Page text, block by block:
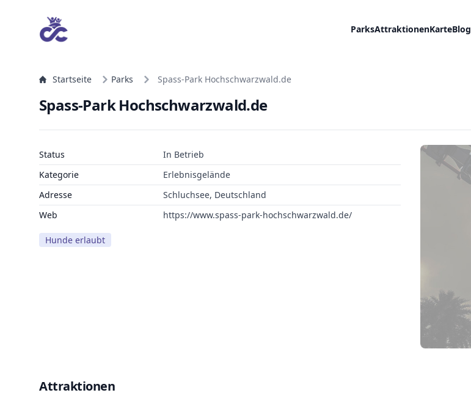
ParksAttraktionenKarteBlog
Startseite Parks Spass-Park Hochschwarzwald.de
Spass-Park Hochschwarzwald.de
Status
In Betrieb
Kategorie
Erlebnisgelände
Adresse
Schluchsee, Deutschland
Web
https://www.spass-park-hochschwarzwald.de/
Hunde erlaubt
Attraktionen